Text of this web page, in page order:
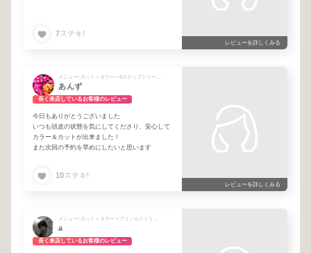
7ステキ!
レビューを詳しくみる
あんず
長く来店しているお客様のレビュー
今日もありがとうございました
いつも頭皮の状態を気にしてくださり、安心して
カラー＆カットが出来ました！
また次回の予約を早めにしたいと思います
10ステキ!
レビューを詳しくみる
a
長く来店しているお客様のレビュー